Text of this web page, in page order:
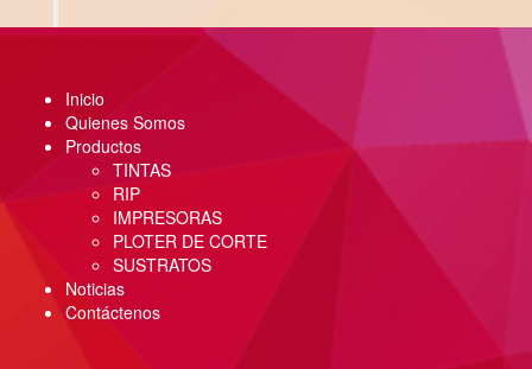
Inicio
Quienes Somos
Productos
TINTAS
RIP
IMPRESORAS
PLOTER DE CORTE
SUSTRATOS
Noticias
Contáctenos